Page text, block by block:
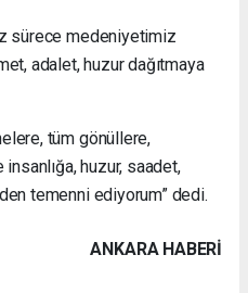
sürece medeniyetimiz
adalet, huzur dağıtmaya
tüm gönüllere,
huzur, saadet,
temenni ediyorum” dedi.
ANKARA HABERİ